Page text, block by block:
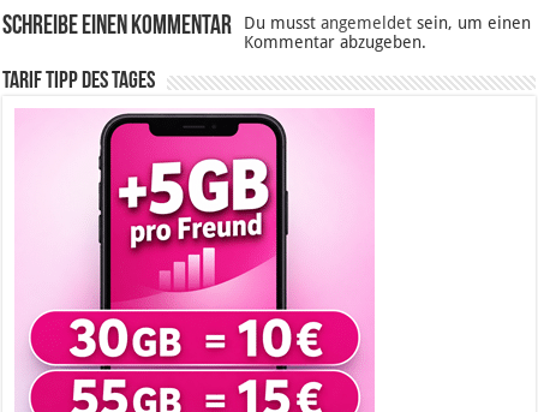
Schreibe einen Kommentar Du musstangemeldet sein, um einen
Kommentar abzugeben.
Tarif Tipp des Tages